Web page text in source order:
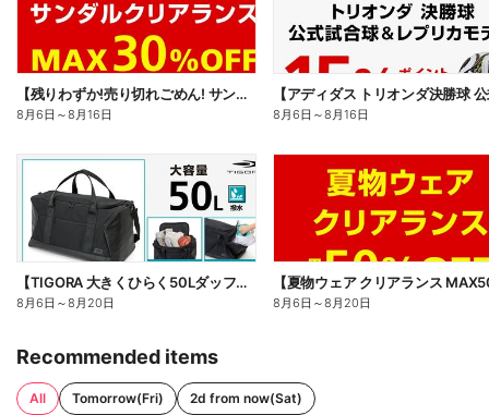
【残りわずか!売り切れごめん! サンダルクリアランス MAX30%OFF】
8月6日 ～8月16日 8月6日 ～8月16日
【TIGORA 大きくひらく50Lダッフルバッグ】
8月6日 ～8月20日 8月6日 ～8月20日
Recommended items
All Tomorrow(Fri) 2d from now(Sat)